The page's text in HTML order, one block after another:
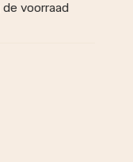
voorraad